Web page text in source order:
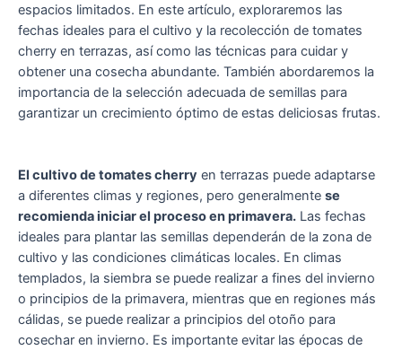
espacios limitados. En este artículo, exploraremos las
fechas ideales para el cultivo y la recolección de tomates
cherry en terrazas, así como las técnicas para cuidar y
obtener una cosecha abundante. También abordaremos la
importancia de la selección adecuada de semillas para
garantizar un crecimiento óptimo de estas deliciosas frutas.
El cultivo de tomates cherry en terrazas puede adaptarse
a diferentes climas y regiones, pero generalmente se
recomienda iniciar el proceso en primavera. Las fechas
ideales para plantar las semillas dependerán de la zona de
cultivo y las condiciones climáticas locales. En climas
templados, la siembra se puede realizar a fines del invierno
o principios de la primavera, mientras que en regiones más
cálidas, se puede realizar a principios del otoño para
cosechar en invierno. Es importante evitar las épocas de